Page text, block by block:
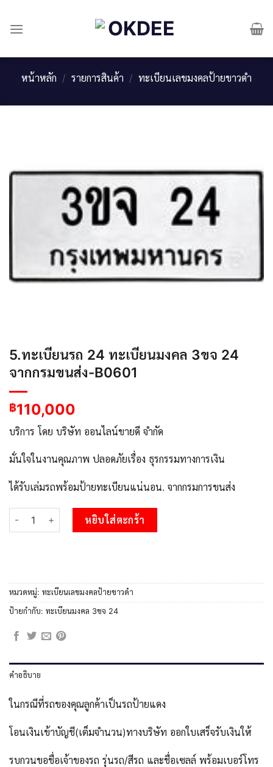
content
หน้าหลัก / รายการสินค้า / ทะเบียนเลขมงคลป้ายขาวดำ
5.ทะเบียนรถ 24 ทะเบียนมงคล 3ขจ 24
จากกรมขนส่ง-B0601
฿110,000
บริการ โดย บริษัท ออนไลน์ขายดี จำกัด
มั่นใจในงานคุณภาพ ปลอดภัยเรื่อง ธุรกรรมทางการเงิน
ได้รับเล่มรถพร้อมป้ายทะเบียนแน่นอน. จากกรมการขนส่ง
จำนวน 5.ทะเบียนรถ 24 ทะเบียนมงคล 3ขจ 24 จากกรมขนส่ง-
หยิบใส่ตะกร้า
หมวดหมู่: ทะเบียนเลขมงคลป้ายขาวดำ
ป้ายกำกับ: ทะเบียนมงคล 3ขจ 24
คำอธิบาย
ในกรณีที่รถของคุณลูกค้าเป็นรถป้ายแดง
โอนเงินเข้าบัญชี(เต็มจำนวน)ทางบริษัท ออกใบเสร็จรับเงินให้
รบกวนขอชื่อเจ้าของรถ รุ่นรถ/สีรถ และชื่อเซลล์ พร้อมเบอร์โทร